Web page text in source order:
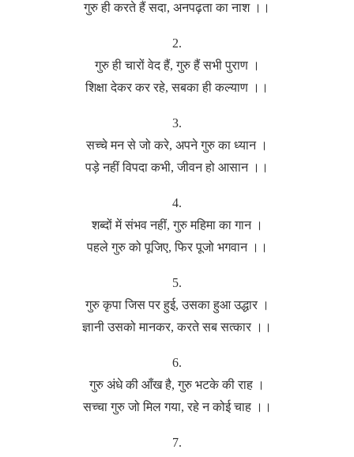
गुरु ही करते हैं सदा, अनपढ़ता का नाश ।।
2.
गुरु ही चारों वेद हैं, गुरु हैं सभी पुराण ।
शिक्षा देकर कर रहे, सबका ही कल्याण ।।
3.
सच्चे मन से जो करे, अपने गुरु का ध्यान ।
पड़े नहीं विपदा कभी, जीवन हो आसान ।।
4.
शब्दों में संभव नहीं, गुरु महिमा का गान ।
पहले गुरु को पूजिए, फिर पूजो भगवान ।।
5.
गुरु कृपा जिस पर हुई, उसका हुआ उद्धार ।
ज्ञानी उसको मानकर, करते सब सत्कार ।।
6.
गुरु अंधे की आँख है, गुरु भटके की राह ।
सच्चा गुरु जो मिल गया, रहे न कोई चाह ।।
7.